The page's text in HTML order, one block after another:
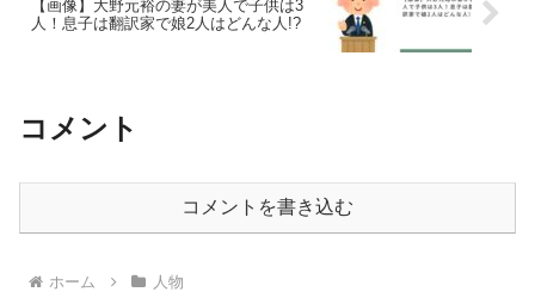
【画像】大野元裕の妻が美人で子供は3
人！息子は翻訳家で娘2人はどんな人!?
コメント
コメントを書き込む
ホーム 人物